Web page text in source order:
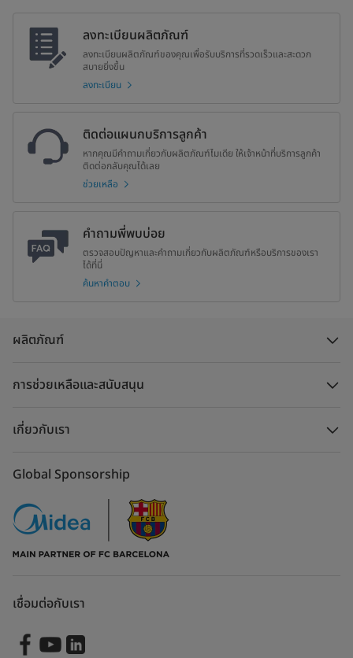
ลงทะเบียนผลิตภัณฑ์
ลงทะเบียนผลิตภัณฑ์ของคุณเพื่อรับบริการที่รวดเร็วและสะดวก
สบายยิ่งขึ้น
ลงทะเบียน
ติดต่อแผนกบริการลูกค้า
หากคุณมีคำถามเกี่ยวกับผลิตภัณฑ์ไมเดีย ให้เจ้าหน้าที่บริการลูกค้า
ติดต่อกลับคุณได้เลย
ช่วยเหลือ
คำถามพี่พบบ่อย
ตรวจสอบปัญหาและคำถามเกี่ยวกับผลิตภัณฑ์หรือบริการของเรา
ได้ที่นี่
ค้นหาคำตอบ
ผลิตภัณฑ์
การช่วยเหลือและสนับสนุน
เกี่ยวกับเรา
Global Sponsorship
เชื่อมต่อกับเรา